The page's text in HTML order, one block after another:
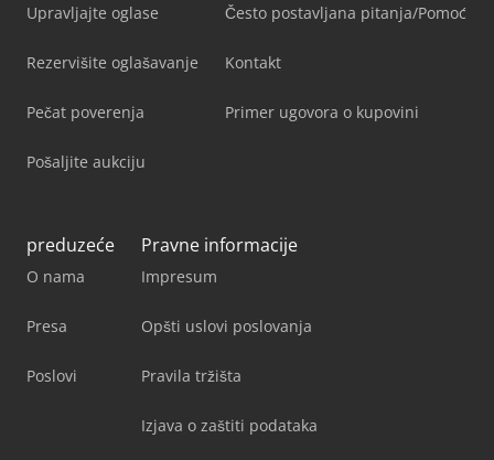
Upravljajte oglase
Rezervišite oglašavanje
Pečat poverenja
Pošaljite aukciju
Često postavljana pitanja/Pomoć
Kontakt
Primer ugovora o kupovini
preduzeće
O nama
Presa
Poslovi
Pravne informacije
Impresum
Opšti uslovi poslovanja
Pravila tržišta
Izjava o zaštiti podataka